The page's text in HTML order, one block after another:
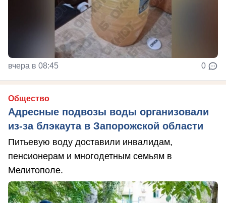
вчера в 08:45 0
Общество
Адресные подвозы воды организовали
из-за блэкаута в Запорожской области
Питьевую воду доставили инвалидам,
пенсионерам и многодетным семьям в
Мелитополе.